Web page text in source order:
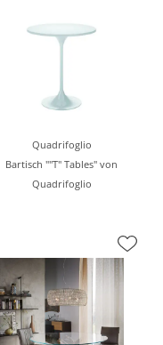
Quadrifoglio
Bartisch ""T" Tables" von
Quadrifoglio